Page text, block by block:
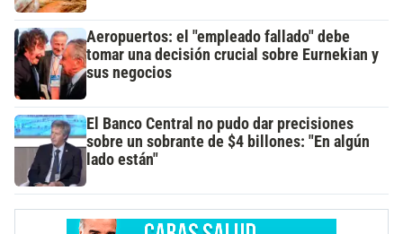
Aeropuertos: el "empleado fallado" debe
tomar una decisión crucial sobre Eurnekian y
sus negocios
El Banco Central no pudo dar precisiones
sobre un sobrante de $4 billones: "En algún
lado están"